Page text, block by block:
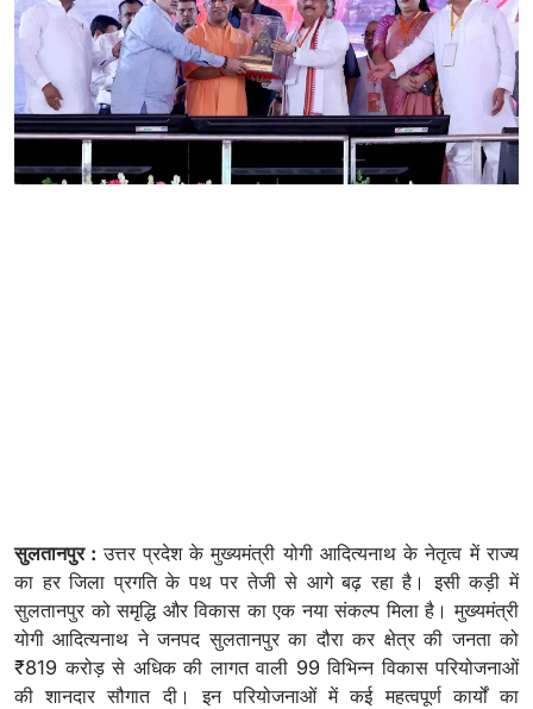
सुलतानपुर :उत्तर प्रदेश के मुख्यमंत्री योगी आदित्यनाथ के नेतृत्व में राज्य
का हर जिला प्रगति के पथ पर तेजी से आगे बढ़ रहा है। इसी कड़ी में
सुलतानपुर को समृद्धि और विकास का एक नया संकल्प मिला है। मुख्यमंत्री
योगी आदित्यनाथ ने जनपद सुलतानपुर का दौरा कर क्षेत्र की जनता को
₹819 करोड़ से अधिक की लागत वाली 99 विभिन्न विकास परियोजनाओं
की शानदार सौगात दी। इन परियोजनाओं में कई महत्वपूर्ण कार्यों का